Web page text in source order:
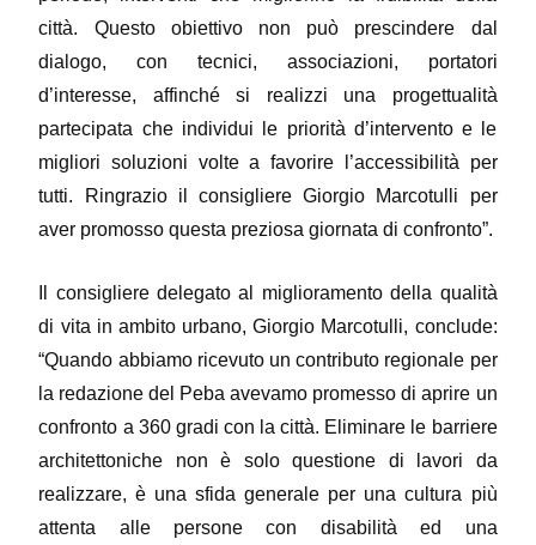
città. Questo obiettivo non può prescindere dal
dialogo, con tecnici, associazioni, portatori
d’interesse, affinché si realizzi una progettualità
partecipata che individui le priorità d’intervento e le
migliori soluzioni volte a favorire l’accessibilità per
tutti. Ringrazio il consigliere Giorgio Marcotulli per
aver promosso questa preziosa giornata di confronto”.
Il consigliere delegato al miglioramento della qualità
di vita in ambito urbano, Giorgio Marcotulli, conclude:
“Quando abbiamo ricevuto un contributo regionale per
la redazione del Peba avevamo promesso di aprire un
confronto a 360 gradi con la città. Eliminare le barriere
architettoniche non è solo questione di lavori da
realizzare, è una sfida generale per una cultura più
attenta alle persone con disabilità ed una